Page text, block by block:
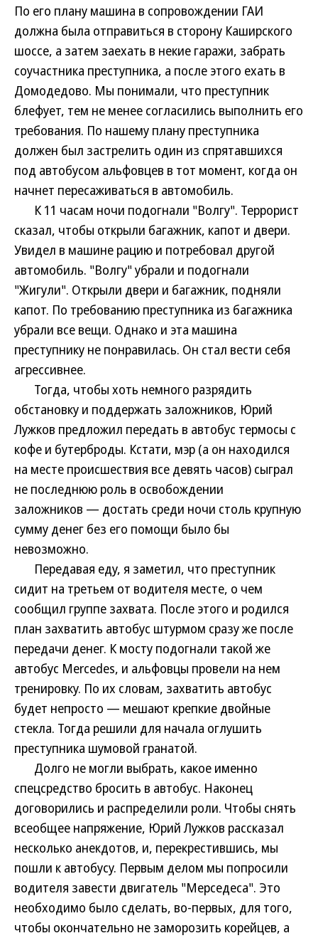
По его плану машина в сопровождении ГАИ
должна была отправиться в сторону Каширского
шоссе, а затем заехать в некие гаражи, забрать
соучастника преступника, а после этого ехать в
Домодедово. Мы понимали, что преступник
блефует, тем не менее согласились выполнить его
требования. По нашему плану преступника
должен был застрелить один из спрятавшихся
под автобусом альфовцев в тот момент, когда он
начнет пересаживаться в автомобиль.
К 11 часам ночи подогнали "Волгу". Террорист
сказал, чтобы открыли багажник, капот и двери.
Увидел в машине рацию и потребовал другой
автомобиль. "Волгу" убрали и подогнали
"Жигули". Открыли двери и багажник, подняли
капот. По требованию преступника из багажника
убрали все вещи. Однако и эта машина
преступнику не понравилась. Он стал вести себя
агрессивнее.
Тогда, чтобы хоть немного разрядить
обстановку и поддержать заложников, Юрий
Лужков предложил передать в автобус термосы с
кофе и бутерброды. Кстати, мэр (а он находился
на месте происшествия все девять часов) сыграл
не последнюю роль в освобождении
заложников — достать среди ночи столь крупную
сумму денег без его помощи было бы
невозможно.
Передавая еду, я заметил, что преступник
сидит на третьем от водителя месте, о чем
сообщил группе захвата. После этого и родился
план захватить автобус штурмом сразу же после
передачи денег. К мосту подогнали такой же
автобус Mercedes, и альфовцы провели на нем
тренировку. По их словам, захватить автобус
будет непросто — мешают крепкие двойные
стекла. Тогда решили для начала оглушить
преступника шумовой гранатой.
Долго не могли выбрать, какое именно
спецсредство бросить в автобус. Наконец
договорились и распределили роли. Чтобы снять
всеобщее напряжение, Юрий Лужков рассказал
несколько анекдотов, и, перекрестившись, мы
пошли к автобусу. Первым делом мы попросили
водителя завести двигатель "Мерседеса". Это
необходимо было сделать, во-первых, для того,
чтобы окончательно не заморозить корейцев, а